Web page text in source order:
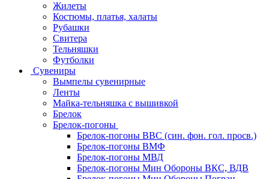
Жилеты
Костюмы, платья, халаты
Рубашки
Свитера
Тельняшки
Футболки
Сувениры
Вымпелы сувенирные
Ленты
Майка-тельняшка с вышивкой
Брелок
Брелок-погоны
Брелок-погоны ВВС (син. фон. гол. просв.)
Брелок-погоны ВМФ
Брелок-погоны МВД
Брелок-погоны Мин Обороны ВКС, ВДВ